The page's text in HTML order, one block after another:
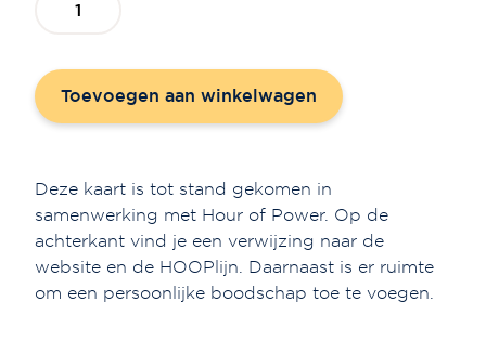
van
hoop'
aantal
Toevoegen aan winkelwagen
Deze kaart is tot stand gekomen in
samenwerking met Hour of Power. Op de
achterkant vind je een verwijzing naar de
website en de HOOPlijn. Daarnaast is er ruimte
om een persoonlijke boodschap toe te voegen.